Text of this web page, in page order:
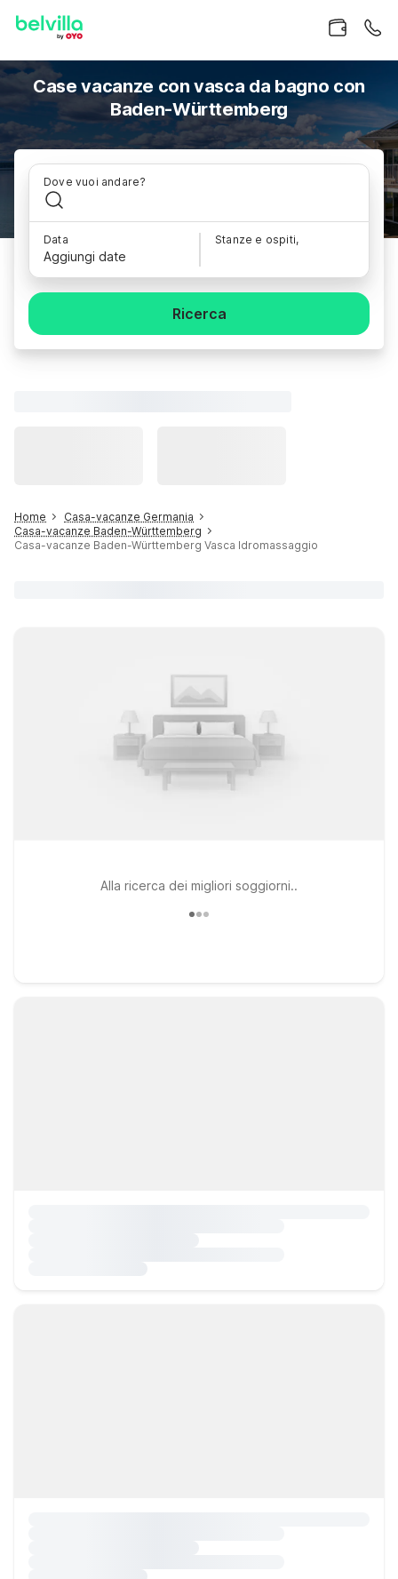
Case vacanze con vasca da bagno con
Baden-Württemberg
Dove vuoi andare?
Data
Aggiungi date
Stanze e ospiti,
Ricerca
Home
Casa-vacanze Germania
Casa-vacanze Baden-Württemberg
Casa-vacanze Baden-Württemberg Vasca Idromassaggio
Alla ricerca dei migliori soggiorni..